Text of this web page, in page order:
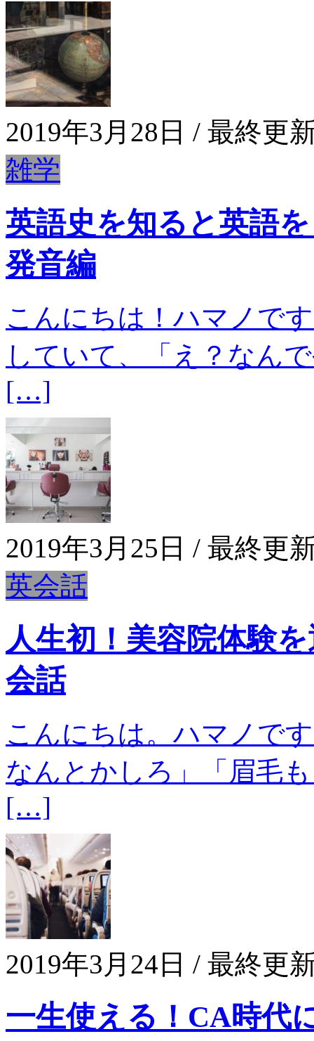
2019年3月28日 / 最終更
雑学
英語史を知ると英語
発音編
こんにちは！ハマノで
していて、「え？なん
[…]
2019年3月25日 / 最終更
英会話
人生初！美容院体験
会話
こんにちは。ハマノで
なんとかしろ」「眉毛
[…]
2019年3月24日 / 最終更
一生使える！CA時代